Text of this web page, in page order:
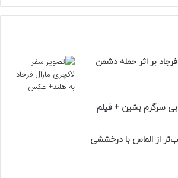
بر اثر حمله دشمن
سرگرم بشین + فیلم
از الماس با درخششی